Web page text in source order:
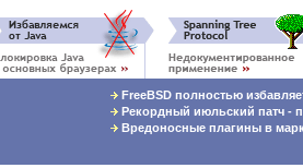
FreeBSD полностью
Рекордный июльский патч -
Вредоносные плагины в